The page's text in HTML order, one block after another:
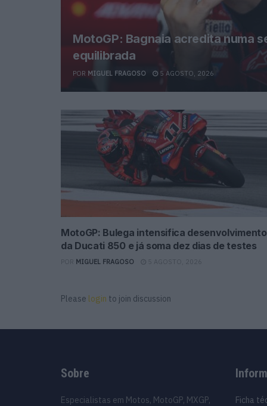
MotoGP: Bagnaia acredita numa
equilibrada
POR MIGUEL FRAGOSO 5 AGOSTO, 2026
MotoGP: Bulega intensifica desenvolvimento
da Ducati 850 e já soma dez dias de testes
MIGUEL FRAGOSO 5 AGOSTO, 2026
Please login to join discussion
Sobre
Especialistas em Motos, MotoGP, MXGP, Ficha